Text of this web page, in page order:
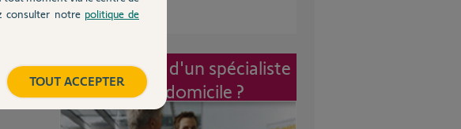
Intervention d'un spécialiste
à mon domicile ?
consulter notre politique de
TOUT ACCEPTER